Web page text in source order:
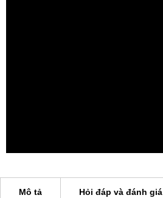
Mô tả Hỏi đáp và đánh giá